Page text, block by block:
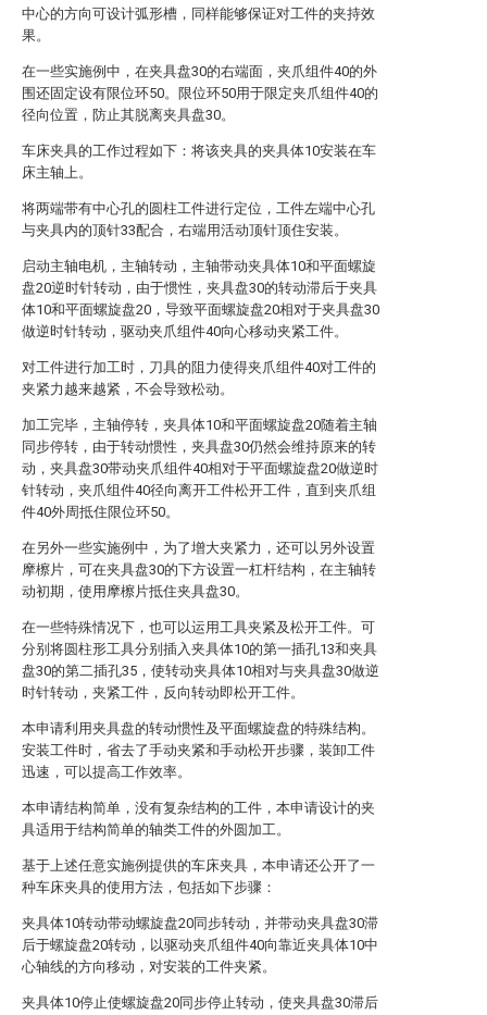
中心的方向可设计弧形槽，同样能够保证对工件的夹持效
果。
在一些实施例中，在夹具盘30的右端面，夹爪组件40的外
围还固定设有限位环50。限位环50用于限定夹爪组件40的
径向位置，防止其脱离夹具盘30。
车床夹具的工作过程如下：将该夹具的夹具体10安装在车
床主轴上。
将两端带有中心孔的圆柱工件进行定位，工件左端中心孔
与夹具内的顶针33配合，右端用活动顶针顶住安装。
启动主轴电机，主轴转动，主轴带动夹具体10和平面螺旋
盘20逆时针转动，由于惯性，夹具盘30的转动滞后于夹具
体10和平面螺旋盘20，导致平面螺旋盘20相对于夹具盘30
做逆时针转动，驱动夹爪组件40向心移动夹紧工件。
对工件进行加工时，刀具的阻力使得夹爪组件40对工件的
夹紧力越来越紧，不会导致松动。
加工完毕，主轴停转，夹具体10和平面螺旋盘20随着主轴
同步停转，由于转动惯性，夹具盘30仍然会维持原来的转
动，夹具盘30带动夹爪组件40相对于平面螺旋盘20做逆时
针转动，夹爪组件40径向离开工件松开工件，直到夹爪组
件40外周抵住限位环50。
在另外一些实施例中，为了增大夹紧力，还可以另外设置
摩檫片，可在夹具盘30的下方设置一杠杆结构，在主轴转
动初期，使用摩檫片抵住夹具盘30。
在一些特殊情况下，也可以运用工具夹紧及松开工件。可
分别将圆柱形工具分别插入夹具体10的第一插孔13和夹具
盘30的第二插孔35，使转动夹具体10相对与夹具盘30做逆
时针转动，夹紧工件，反向转动即松开工件。
本申请利用夹具盘的转动惯性及平面螺旋盘的特殊结构。
安装工件时，省去了手动夹紧和手动松开步骤，装卸工件
迅速，可以提高工作效率。
本申请结构简单，没有复杂结构的工件，本申请设计的夹
具适用于结构简单的轴类工件的外圆加工。
基于上述任意实施例提供的车床夹具，本申请还公开了一
种车床夹具的使用方法，包括如下步骤：
夹具体10转动带动螺旋盘20同步转动，并带动夹具盘30滞
后于螺旋盘20转动，以驱动夹爪组件40向靠近夹具体10中
心轴线的方向移动，对安装的工件夹紧。
夹具体10停止使螺旋盘20同步停止转动，使夹具盘30滞后